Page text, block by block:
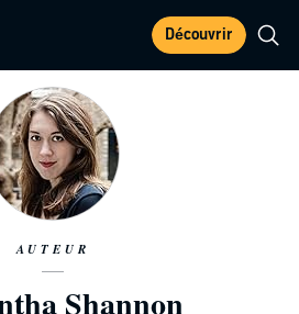
Découvrir
AUTEUR
Shannon